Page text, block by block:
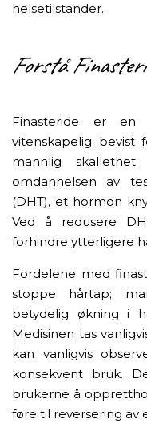
helsetilstander.
Forstå
Finasteride er
vitenskapelig bevist
mannlig
omdannelsen av
(DHT), et hormon
Ved å redusere
forhindre ytterligere
Fordelene med
stoppe hårtap;
betydelig økning i
Medisinen tas
kan vanligvis
konsekvent bruk.
brukerne å
føre til reversering av